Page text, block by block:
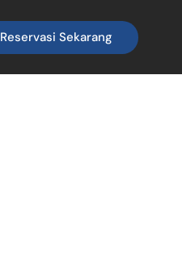
Reservasi Sekarang